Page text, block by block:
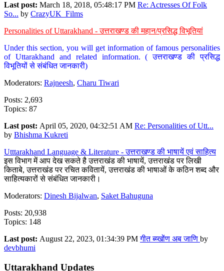
Last post: March 18, 2018, 05:48:17 PM Re: Actresses Of Folk
So... by CrazyUK_Films
Personalities of Uttarakhand - उत्तराखण्ड की महान/प्रसिद्ध विभूतियां
Under this section, you will get information of famous personalities
of Uttarakhand and related information. ( उत्तराखण्ड की प्रसिद्ध
विभूतियों से संबंधित जानकारी)
Moderators: Rajneesh, Charu Tiwari
Posts: 2,693
Topics: 87
Last post: April 05, 2020, 04:32:51 AM Re: Personalities of Utt...
by Bhishma Kukreti
Utttarakhand Language & Literature - उत्तराखण्ड की भाषायें एवं साहित्य
इस विभाग में आप देख सकते है उत्तराखंड की भाषायें, उत्तराखंड पर लिखी
किताबे, उत्तराखंड पर रचित कवितायें, उत्तराखंड की भाषाओं के कठिन शब्द और
साहित्यकारों से संबंधित जानकारी।
Moderators: Dinesh Bijalwan, Saket Bahuguna
Posts: 20,938
Topics: 148
Last post: August 22, 2023, 01:34:39 PMगीत ब्य्खोंण अब जाणि by
devbhumi
Uttarakhand Updates